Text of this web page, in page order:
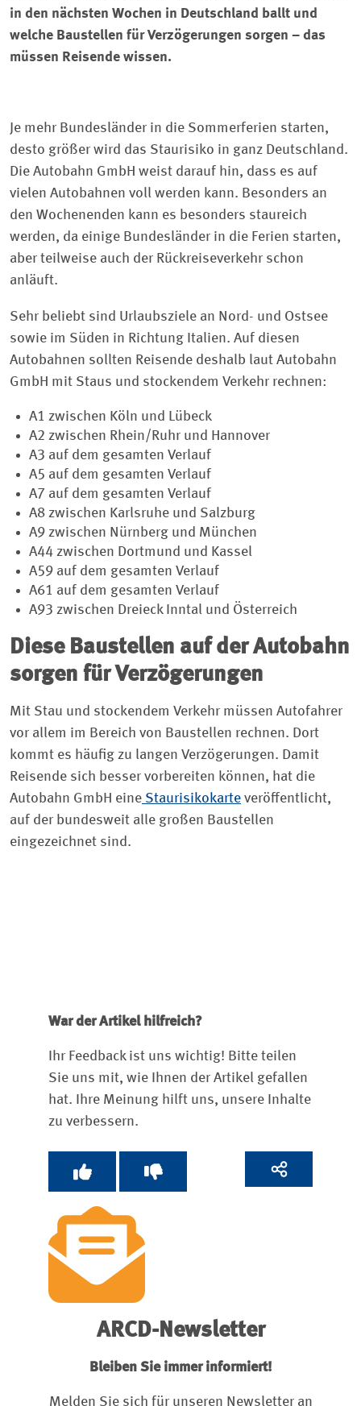
in den nächsten Wochen in Deutschland ballt und
welche Baustellen für Verzögerungen sorgen – das
müssen Reisende wissen.
Je mehr Bundesländer in die Sommerferien starten,
desto größer wird das Staurisiko in ganz Deutschland.
Die Autobahn GmbH weist darauf hin, dass es auf
vielen Autobahnen voll werden kann. Besonders an
den Wochenenden kann es besonders staureich
werden, da einige Bundesländer in die Ferien starten,
aber teilweise auch der Rückreiseverkehr schon
anläuft.
Sehr beliebt sind Urlaubsziele an Nord- und Ostsee
sowie im Süden in Richtung Italien. Auf diesen
Autobahnen sollten Reisende deshalb laut Autobahn
GmbH mit Staus und stockendem Verkehr rechnen:
A1 zwischen Köln und Lübeck
A2 zwischen Rhein/Ruhr und Hannover
A3 auf dem gesamten Verlauf
A5 auf dem gesamten Verlauf
A7 auf dem gesamten Verlauf
A8 zwischen Karlsruhe und Salzburg
A9 zwischen Nürnberg und München
A44 zwischen Dortmund und Kassel
A59 auf dem gesamten Verlauf
A61 auf dem gesamten Verlauf
A93 zwischen Dreieck Inntal und Österreich
Diese Baustellen auf der Autobahn
sorgen für Verzögerungen
Mit Stau und stockendem Verkehr müssen Autofahrer
vor allem im Bereich von Baustellen rechnen. Dort
kommt es häufig zu langen Verzögerungen. Damit
Reisende sich besser vorbereiten können, hat die
Autobahn GmbH eine Staurisikokarte veröffentlicht,
auf der bundesweit alle großen Baustellen
eingezeichnet sind.
War der Artikel hilfreich?
Ihr Feedback ist uns wichtig! Bitte teilen
Sie uns mit, wie Ihnen der Artikel gefallen
hat. Ihre Meinung hilft uns, unsere Inhalte
zu verbessern.
ARCD-Newsletter
Bleiben Sie immer informiert!
Melden Sie sich für unseren Newsletter an